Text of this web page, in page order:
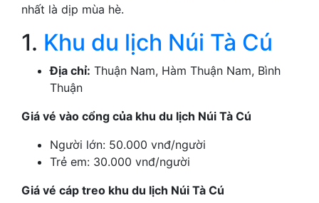
nhất là dịp mùa hè.
1. Khu du lịch Núi Tà Cú
Địa chỉ: Thuận Nam, Hàm Thuận Nam, Bình
Thuận
Giá vé vào cổng của khu du lịch Núi Tà Cú
Người lớn: 50.000 vnđ/người
Trẻ em: 30.000 vnđ/người
Giá vé cáp treo khu du lịch Núi Tà Cú